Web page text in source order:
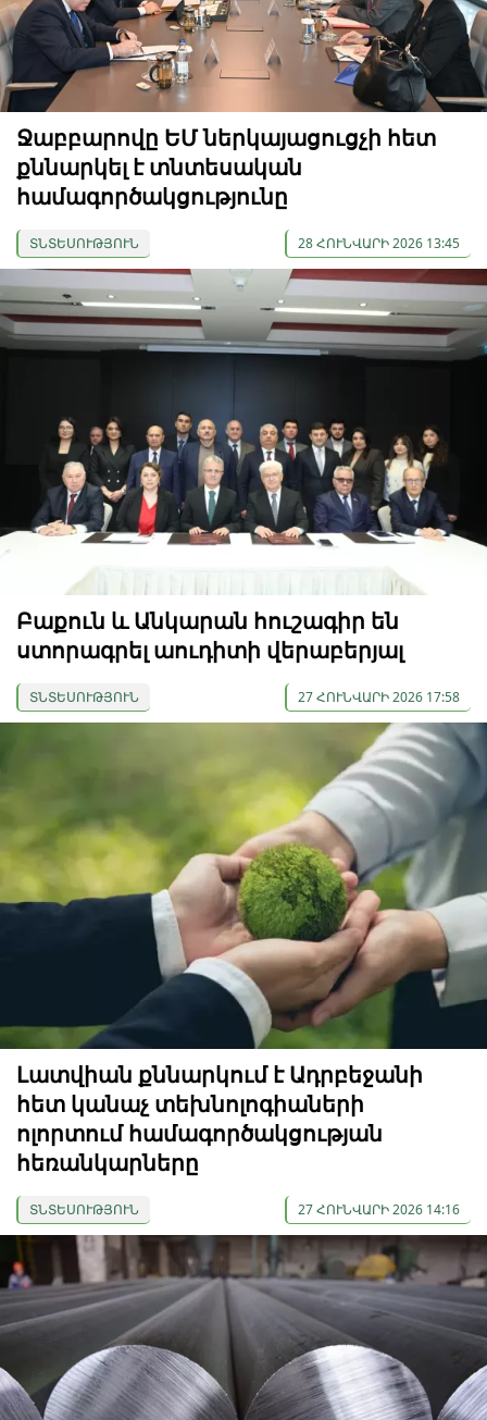
Ջաբբարովը ԵՄ ներկայացուցչի հետ
քննարկել է տնտեսական
համագործակցությունը
ՏՆՏԵՍՈՒԹՅՈՒՆ 28 ՀՈՒՆՎԱՐԻ 2026 13:45
Բաքուն և Անկարան հուշագիր են
ստորագրել աուդիտի վերաբերյալ
ՏՆՏԵՍՈՒԹՅՈՒՆ 27 ՀՈՒՆՎԱՐԻ 2026 17:58
Լատվիան քննարկում է Ադրբեջանի
հետ կանաչ տեխնոլոգիաների
ոլորտում համագործակցության
հեռանկարները
ՏՆՏԵՍՈՒԹՅՈՒՆ 27 ՀՈՒՆՎԱՐԻ 2026 14:16